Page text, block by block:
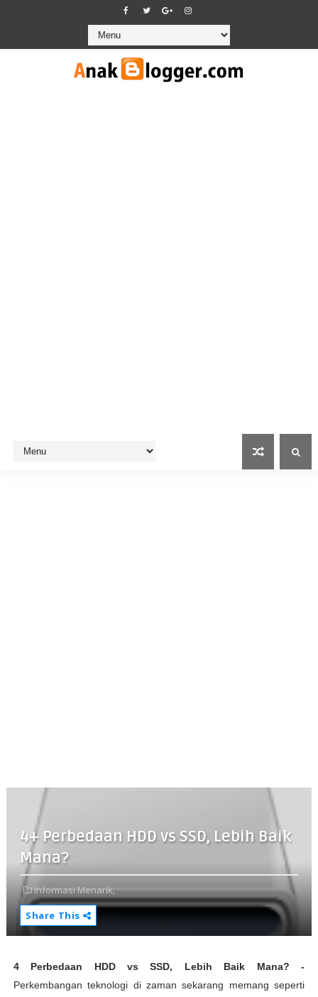
4+ Perbedaan HDD vs SSD, Lebih Baik
Mana?
Informasi Menarik,
Share This
4 Perbedaan HDD vs SSD, Lebih Baik Mana?-
Perkembangan teknologi di zaman sekarang memang seperti